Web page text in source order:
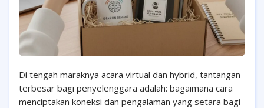
Di tengah maraknya acara virtual dan hybrid, tantangan
terbesar bagi penyelenggara adalah: bagaimana cara
menciptakan koneksi dan pengalaman yang setara bagi